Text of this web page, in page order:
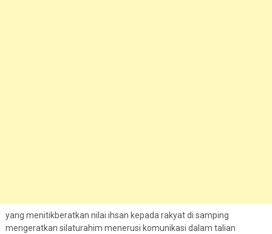
yang menitikberatkan nilai ihsan kepada rakyat di samping
mengeratkan silaturahim menerusi komunikasi dalam talian